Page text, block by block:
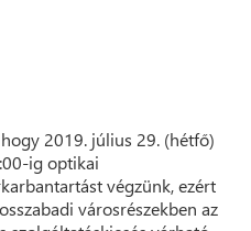
2019. július 29. (hétfő)
ig optikai
végzünk, ezért
városrészekben az